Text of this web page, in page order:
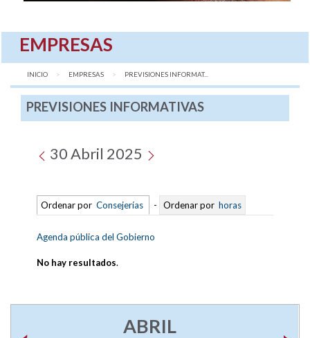
EMPRESAS
INICIO EMPRESAS AQUÍ:
PREVISIONES INFORMAT...
PREVISIONES INFORMATIVAS
30 Abril 2025
Ordenar por Consejerías - Ordenar por horas
Agenda pública del Gobierno
No hay resultados.
ABRIL